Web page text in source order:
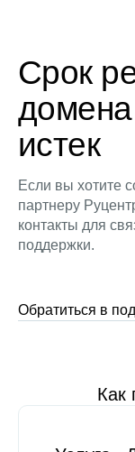
Срок
истек
Если вы хотите
партнеру
контакты для
поддержки.
Обратиться в
Как